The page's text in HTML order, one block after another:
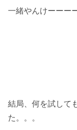
一緒やんけーーー
結局、何を試して
た。。。